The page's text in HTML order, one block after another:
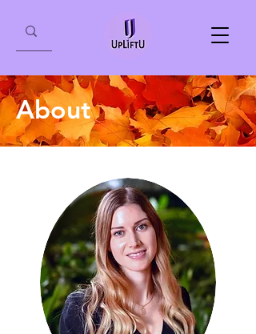
About